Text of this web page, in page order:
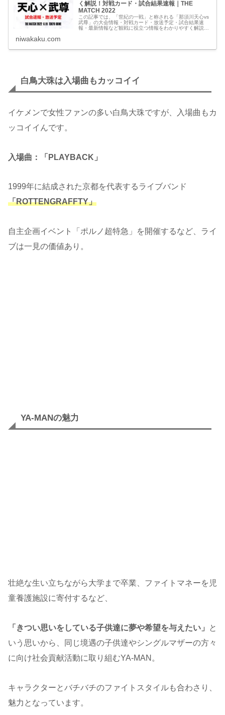
MATCH 2022
この記事では、「世紀の一戦」と称される「那須川天心vs
武尊」の大会情報・対戦カード・放送予定・試合結果速
報・最新情報など観戦に役立つ情報をわかりやすく解説し
ていきます。
niwakaku.com
白鳥大珠は入場曲もカッコイイ
イケメンで女性ファンの多い白鳥大珠ですが、入場曲もカ
ッコイイんです。
入場曲：「PLAYBACK」
1999年に結成された京都を代表するライブバンド
「ROTTENGRAFFTY」
自主企画イベント「ポルノ超特急」を開催するなど、ライ
ブは一見の価値あり。
YA-MANの魅力
壮絶な生い立ちながら大学まで卒業、ファイトマネーを児
童養護施設に寄付するなど、
「きつい思いをしている子供達に夢や希望を与えたい」
と
いう思いから、同じ境遇の子供達やシングルマザーの方々
に向け社会貢献活動に取り組むYA-MAN。
キャラクターとバチバチのファイトスタイルも合わさり、
魅力となっています。